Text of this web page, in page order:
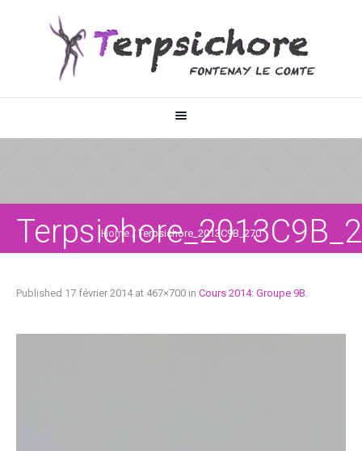
Home /Terpsichore_2013C9B_270
Published 17 février 2014at 467×700 in Cours 2014: Groupe 9B.